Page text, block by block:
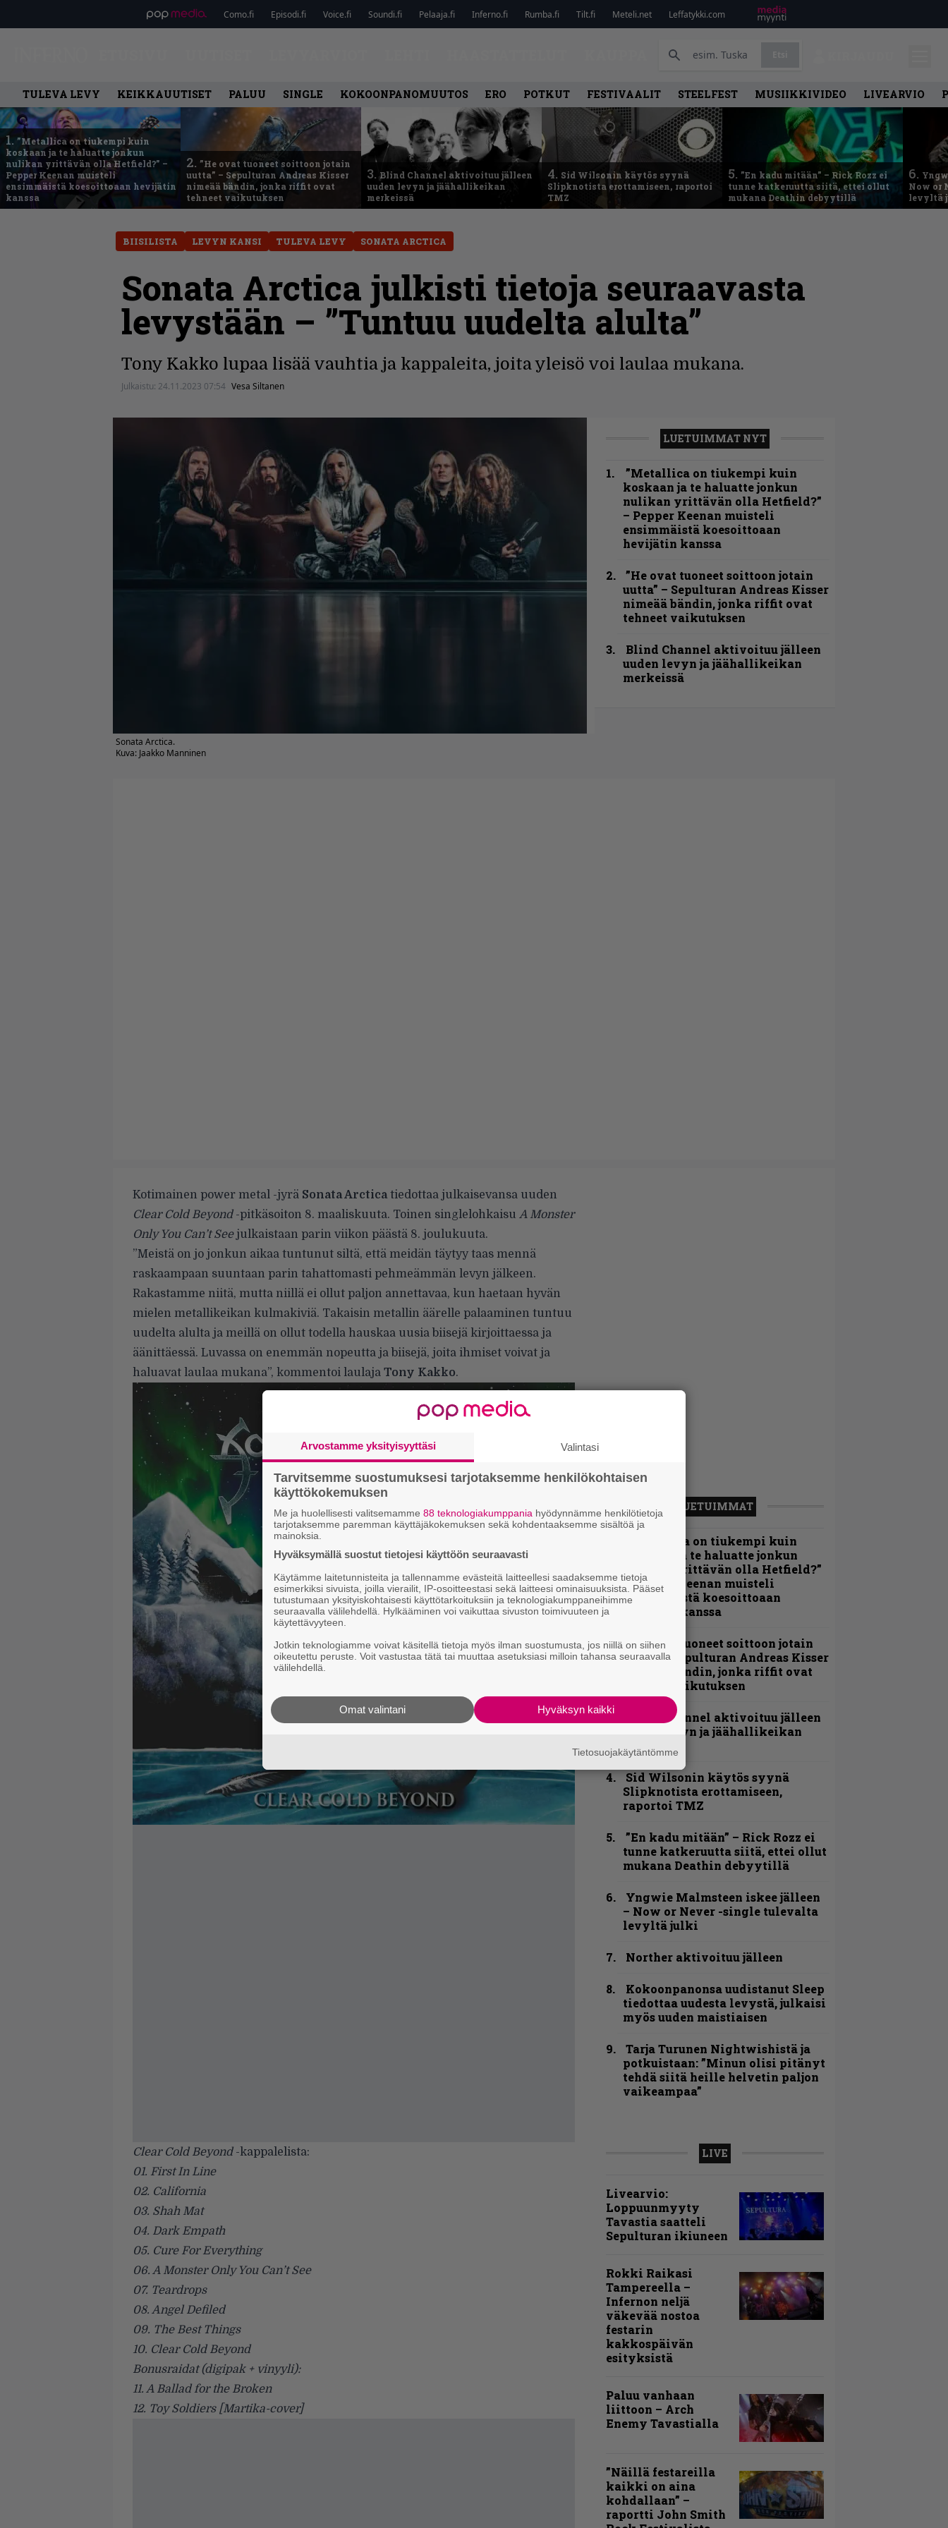
Como.fi Episodi.fi Voice.fi Soundi.fi Pelaaja.fi Inferno.fi Rumba.fi Tilt.fi Meteli.net Leffatykki.com
TULEVA LEVY KEIKKAUUTISET PALUU SINGLE KOKOONPANOMUUTOS ERO POTKUT FESTIVAALIT STEELFEST MUSIIKKIVIDEO LIVEARVIO
1. ”Metallica on tiukempi kuin
koskaan ja te haluatte jonkun
nulikan yrittävän olla Hetfield?” –
Pepper Keenan muisteli
ensimmäistä koesoittoaan hevijätin
kanssa
2. ”He ovat tuoneet soittoon jotain
uutta” – Sepulturan Andreas Kisser
nimeää bändin, jonka riffit ovat
tehneet vaikutuksen
3.Blind Channel aktivoituu jälleen
uuden levyn ja jäähallikeikan
merkeissä
4. Sid Wilsonin käytös syynä
Slipknotista erottamiseen, raportoi
TMZ
5. ”En kadu mitään” – Rick Rozz ei
tunne katkeruutta siitä, ettei ollut
mukana Deathin debyytillä
6.
Now or
levyltä
BIISILISTA LEVYN KANSI TULEVA LEVY SONATA ARCTICA
Sonata Arctica julkisti tietoja seuraavasta
levystään – ”Tuntuu uudelta alulta”
Tony Kakko lupaa lisää vauhtia ja kappaleita, joita yleisö voi laulaa mukana.
Julkaistu: 24.11.2023 07:54 Vesa Siltanen
Sonata Arctica.
Kuva: Jaakko Manninen
LUETUIMMAT NYT
”Metallica on tiukempi kuin
koskaan ja te haluatte jonkun
nulikan yrittävän olla Hetfield?”
– Pepper Keenan muisteli
ensimmäistä koesoittoaan
hevijätin kanssa
”He ovat tuoneet soittoon jotain
uutta” – Sepulturan Andreas Kisser
nimeää bändin, jonka riffit ovat
tehneet vaikutuksen
Blind Channel aktivoituu jälleen
uuden levyn ja jäähallikeikan
merkeissä
Kotimainen power metal -jyrä Sonata Arcticatiedottaa julkaisevansa uuden
Clear Cold Beyond-pitkäsoiton 8. maaliskuuta. Toinen singlelohkaisu A Monster
Only You Can’t Seejulkaistaan parin viikon päästä 8. joulukuuta.
”Meistä on jo jonkun aikaa tuntunut siltä, että meidän täytyy taas mennä
raskaampaan suuntaan parin tahattomasti pehmeämmän levyn jälkeen.
Rakastamme niitä, mutta niillä ei ollut paljon annettavaa, kun haetaan hyvän
mielen metallikeikan kulmakiviä. Takaisin metallin äärelle palaaminen tuntuu
uudelta alulta ja meillä on ollut todella hauskaa uusia biisejä kirjoittaessa ja
äänittäessä. Luvassa on enemmän nopeutta ja biisejä, joita ihmiset voivat ja
haluavat laulaa mukana”, kommentoi laulaja Tony Kakko.
Clear Cold Beyond-kappalelista:
01. First In Line
02. California
03. Shah Mat
04. Dark Empath
05. Cure For Everything
06. A Monster Only You Can’t See
07. Teardrops
08. Angel Defiled
09. The Best Things
10. Clear Cold Beyond
Bonusraidat (digipak + vinyyli):
11. A Ballad for the Broken
12. Toy Soldiers [Martika-cover]
LUETUIMMAT
”Metallica on tiukempi kuin
koskaan ja te haluatte jonkun
nulikan yrittävän olla Hetfield?”
– Pepper Keenan muisteli
ensimmäistä koesoittoaan
hevijätin kanssa
”He ovat tuoneet soittoon jotain
uutta” – Sepulturan Andreas Kisser
nimeää bändin, jonka riffit ovat
tehneet vaikutuksen
Blind Channel aktivoituu jälleen
uuden levyn ja jäähallikeikan
merkeissä
Sid Wilsonin käytös syynä
Slipknotista erottamiseen,
raportoi TMZ
”En kadu mitään” – Rick Rozz ei
tunne katkeruutta siitä, ettei ollut
mukana Deathin debyytillä
Yngwie Malmsteen iskee jälleen
– Now or Never -single tulevalta
levyltä julki
Norther aktivoituu jälleen
Kokoonpanonsa uudistanut Sleep
tiedottaa uudesta levystä, julkaisi
myös uuden maistiaisen
Tarja Turunen Nightwishistä ja
potkuistaan: ”Minun olisi pitänyt
tehdä siitä heille helvetin paljon
vaikeampaa”
LIVE
Livearvio:
Loppuunmyyty
Tavastia saatteli
Sepulturan ikiuneen
Rokki Raikasi
Tampereella –
Infernon neljä
väkevää nostoa
festarin
kakkospäivän
esityksistä
Paluu vanhaan
liittoon – Arch
Enemy Tavastialla
”Näillä festareilla
kaikki on aina
kohdallaan” –
raportti John Smith
Arvostamme yksityisyyttäsi Valintasi
Tarvitsemme suostumuksesi tarjotaksemme henkilökohtaisen
käyttökokemuksen
Me ja huolellisesti valitsemamme 88 teknologiakumppania hyödynnämme henkilötietoja
tarjotaksemme paremman käyttäjäkokemuksen sekä kohdentaaksemme sisältöä ja
mainoksia.
Hyväksymällä suostut tietojesi käyttöön seuraavasti
Käytämme laitetunnisteita ja tallennamme evästeitä laitteellesi saadaksemme tietoja
esimerkiksi sivuista, joilla vierailit, IP-osoitteestasi sekä laitteesi ominaisuuksista. Pääset
tutustumaan yksityiskohtaisesti käyttötarkoituksiin ja teknologiakumppaneihimme
seuraavalla välilehdellä. Hylkääminen voi vaikuttaa sivuston toimivuuteen ja
käytettävyyteen.
Jotkin teknologiamme voivat käsitellä tietoja myös ilman suostumusta, jos niillä on siihen
oikeutettu peruste. Voit vastustaa tätä tai muuttaa asetuksiasi milloin tahansa seuraavalla
välilehdellä.
Hyväksyn kaikki
Omat valintani
Tietosuojakäytäntömme